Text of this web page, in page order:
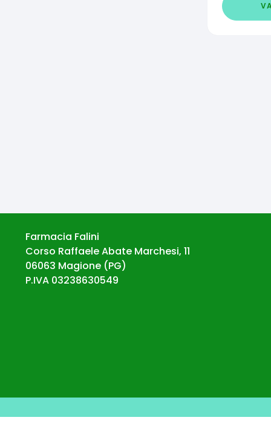
Farmacia Falini
Corso Raffaele Abate Marchesi, 11
06063 Magione (PG)
P.IVA 03238630549